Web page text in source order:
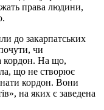
права людини,
до закарпатських
чи
кордон. На що,
що не створює
кордон. Вони
на яких є заведена